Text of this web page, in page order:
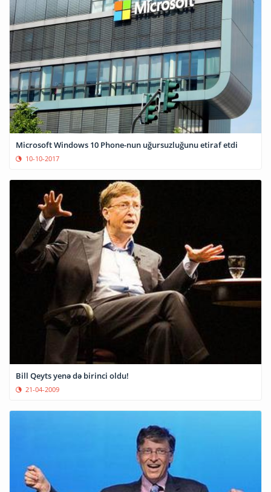
Microsoft Windows 10 Phone-nun uğursuzluğunu etiraf etdi
10-10-2017
Bill Qeyts yenə də birinci oldu!
21-04-2009